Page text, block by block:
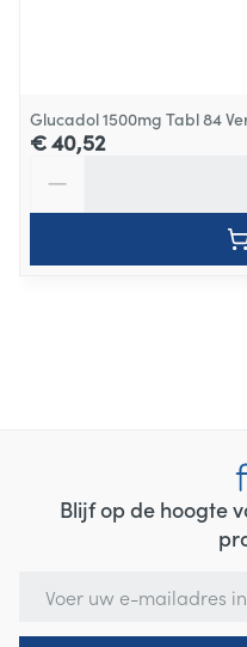
Glucadol 1500mg Tabl 84
€ 40,52
Blijf op de hoogte